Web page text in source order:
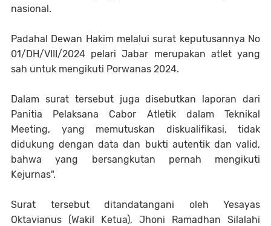
nasional.
Padahal Dewan Hakim melalui surat keputusannya No
01/DH/VIII/2024 pelari Jabar merupakan atlet yang
sah untuk mengikuti Porwanas 2024.
Dalam surat tersebut juga disebutkan laporan dari
Panitia Pelaksana Cabor Atletik dalam Teknikal
Meeting, yang memutuskan diskualifikasi, tidak
didukung dengan data dan bukti autentik dan valid,
bahwa yang bersangkutan pernah mengikuti
Kejurnas".
Surat tersebut ditandatangani oleh Yesayas
Oktavianus (Wakil Ketua), Jhoni Ramadhan Silalahi